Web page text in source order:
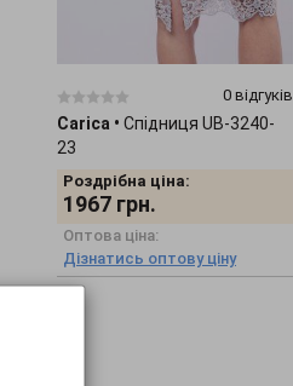
0 відгуків
Carica • Спідниця UB-3240-
23
Роздрібна ціна:
1967 грн.
Оптова ціна:
Дізнатись оптову ціну